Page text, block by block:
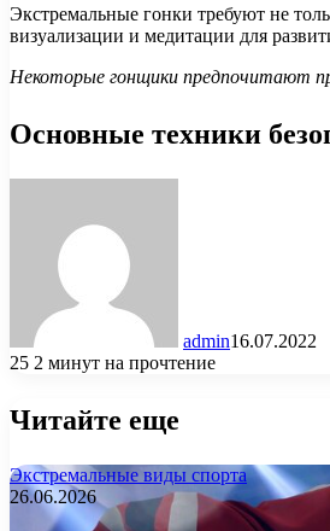
Экстремальные гонки требуют не
визуализации и медитации для
Некоторые гонщики предпочитают
Основные техники
admin16.07.2022
25 2 минут на прочтение
Читайте еще
Экстремальные виды спорта
26.06.2026